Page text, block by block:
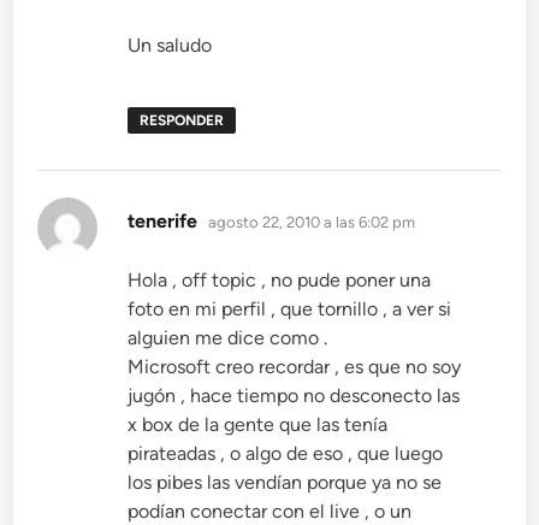
Un saludo
RESPONDER
tenerife dice:
agosto 22, 2010 a las 6:02 pm
Hola , off topic , no pude poner una
foto en mi perfil , que tornillo , a ver si
alguien me dice como .
Microsoft creo recordar , es que no soy
jugón , hace tiempo no desconecto las
x box de la gente que las tenía
pirateadas , o algo de eso , que luego
los pibes las vendían porque ya no se
podían conectar con el live , o un